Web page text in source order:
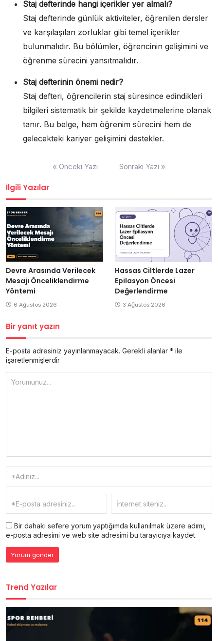
Staj defterinde hangi içerikler yer almalı?
Staj defterinde günlük aktiviteler, öğrenilen dersler
ve karşılaşılan zorluklar gibi temel içerikler
bulunmalıdır. Bu bölümler, öğrencinin gelişimini ve
öğrenme sürecini yansıtmalıdır.
Staj defterinin önemi nedir?
Staj defteri, öğrencilerin staj süresince edindikleri
bilgileri sistematik bir şekilde kaydetmelerine olanak
tanır. Bu belge, hem öğrenim sürecini hem de
gelecekteki kariyer gelişimini destekler.
« Önceki Yazı Sonraki Yazı »
İlgili Yazılar
Devre Arasında Verilecek
Mesajı Önceliklendirme
Yöntemi
6 Ağustos 2026
Hassas Ciltlerde Lazer
Epilasyon Öncesi
Değerlendirme
3 Ağustos 2026
Bir yanıt yazın
E-posta adresiniz yayınlanmayacak. Gerekli alanlar * ile
işaretlenmişlerdir
Bir dahaki sefere yorum yaptığımda kullanılmak üzere adımı,
e-posta adresimi ve web site adresimi bu tarayıcıya kaydet.
Trend Yazılar